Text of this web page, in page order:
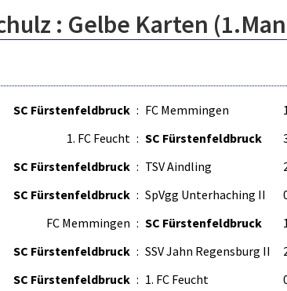
: Gelbe Karten
SC Fürstenfeldbruck : FC Memmingen
1. FC Feucht : SC Fürstenfeldbruck
SC Fürstenfeldbruck : TSV Aindling
SC Fürstenfeldbruck : SpVgg Unterhaching II
FC Memmingen : SC Fürstenfeldbruck
SC Fürstenfeldbruck : SSV Jahn Regensburg II
SC Fürstenfeldbruck : 1. FC Feucht